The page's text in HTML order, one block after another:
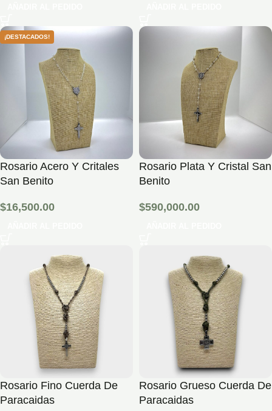
¡DESTACADOS!
Rosario Acero Y Critales
San Benito
$16,500.00
Rosario Plata Y Cristal San
Benito
$590,000.00
Rosario Fino Cuerda De
Paracaidas
Rosario Grueso Cuerda De
Paracaidas